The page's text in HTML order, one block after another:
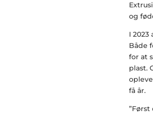
og
I
Både
for at
plast.
få år.